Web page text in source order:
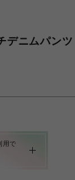
デニムパンツ
用で